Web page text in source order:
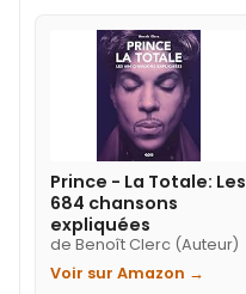
Prince - La Totale: Les
684 chansons
expliquées
de Benoît Clerc (Auteur)
Voir sur Amazon →